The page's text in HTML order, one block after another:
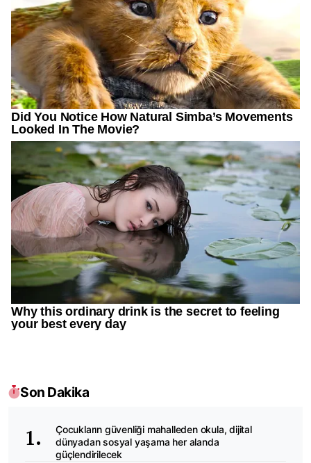
Son Dakika
Çocukların güvenliği mahalleden okula, dijital
dünyadan sosyal yaşama her alanda
güçlendirilecek